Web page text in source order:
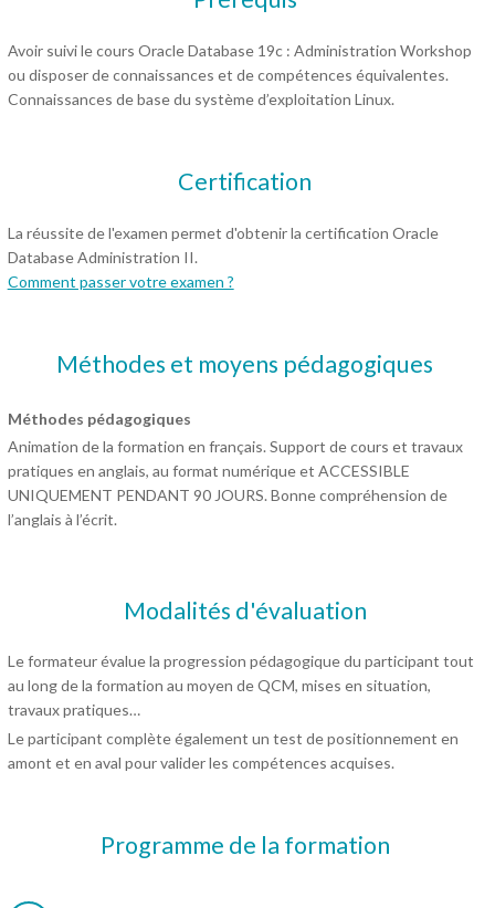
Avoir suivi le cours Oracle Database 19c : Administration Workshop
ou disposer de connaissances et de compétences équivalentes.
Connaissances de base du système d’exploitation Linux.
Certification
La réussite de l'examen permet d'obtenir la certification Oracle
Database Administration II.
Comment passer votre examen ?
Méthodes et moyens pédagogiques
Méthodes pédagogiques
Animation de la formation en français. Support de cours et travaux
pratiques en anglais, au format numérique et ACCESSIBLE
UNIQUEMENT PENDANT 90 JOURS. Bonne compréhension de
l’anglais à l’écrit.
Modalités d'évaluation
Le formateur évalue la progression pédagogique du participant tout
au long de la formation au moyen de QCM, mises en situation,
travaux pratiques…
Le participant complète également un test de positionnement en
amont et en aval pour valider les compétences acquises.
Programme de la formation